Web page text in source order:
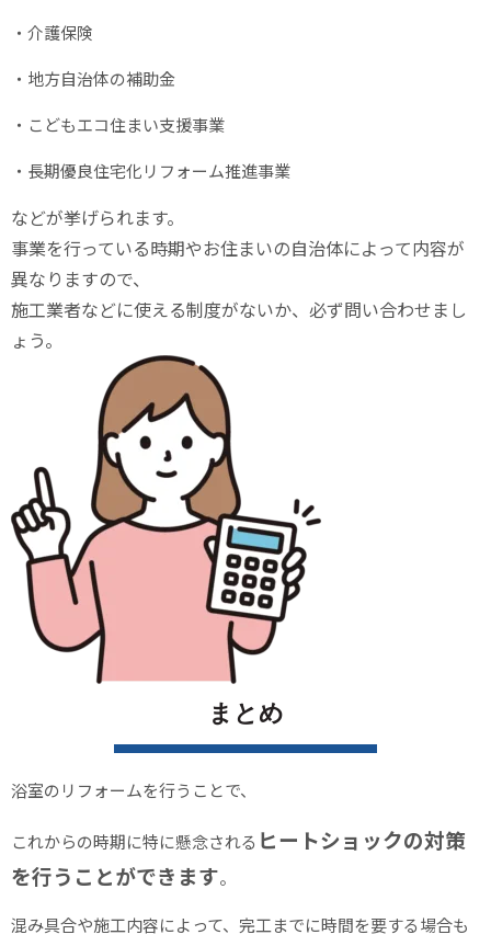
・介護保険
・地方自治体の補助金
・こどもエコ住まい支援事業
・長期優良住宅化リフォーム推進事業
などが挙げられます。
事業を行っている時期やお住まいの自治体によって内容が
異なりますので、
施工業者などに使える制度がないか、必ず問い合わせまし
ょう。
まとめ
浴室のリフォームを行うことで、
これからの時期に特に懸念される ヒートショックの対策
を行うことができます。
混み具合や施工内容によって、完工までに時間を要する場合も